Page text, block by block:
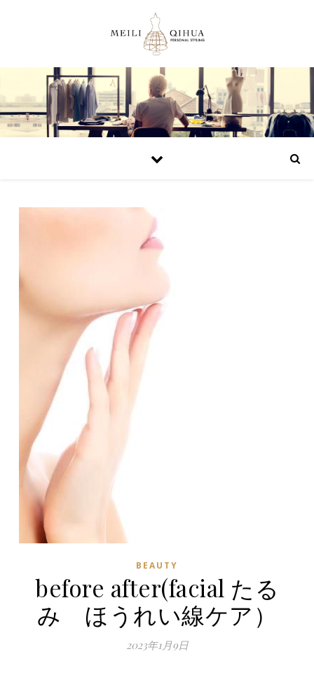
BEAUTY
before after(facial たる
み ほうれい線ケア）
2023年1月9日